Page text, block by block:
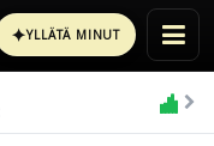
✦YLLÄTÄ MINUT